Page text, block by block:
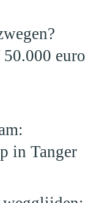
euro
in Tanger